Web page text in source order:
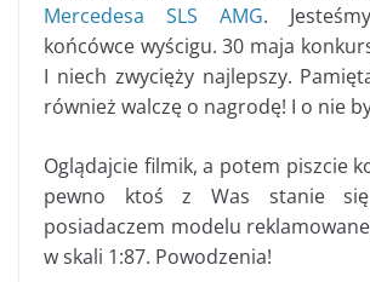
Mercedesa SLS AMG.
końcówce wyścigu. 30 maja
I niech zwycięży najlepszy.
również walczę o nagrodę! I o nie
Oglądajcie filmik, a potem piszcie
pewno ktoś z Was stanie się
posiadaczem modelu
w skali 1:87. Powodzenia!